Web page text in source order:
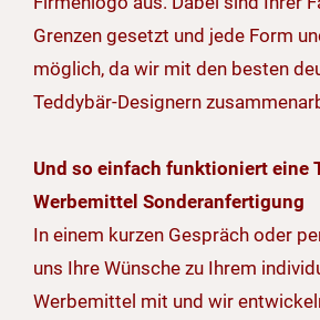
Grenzen gesetzt und jede Form
möglich, da wir mit den besten
Teddybär-Designern
Und so einfach funktioniert eine
Werbemittel Sonderanfertigung
In einem kurzen Gespräch oder
uns Ihre Wünsche zu Ihrem
Werbemittel mit und wir